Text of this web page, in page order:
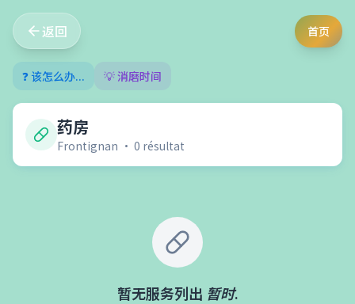
返回 首页
❓ 该怎么办... 💡 消磨时间
药房
Frontignan • 0 résultat
暂无服务列出 暂时.